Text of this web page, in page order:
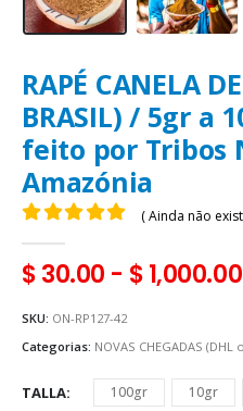
RAPÉ CANELA
BRASIL) / 5gr a
feito por Tribos
Amazónia
( Ainda não
$30.00 - $1,000.00
SKU: ON-RP127-42
Categorias: NOVAS CHEGADAS (DHL
TALLA 100gr 10gr